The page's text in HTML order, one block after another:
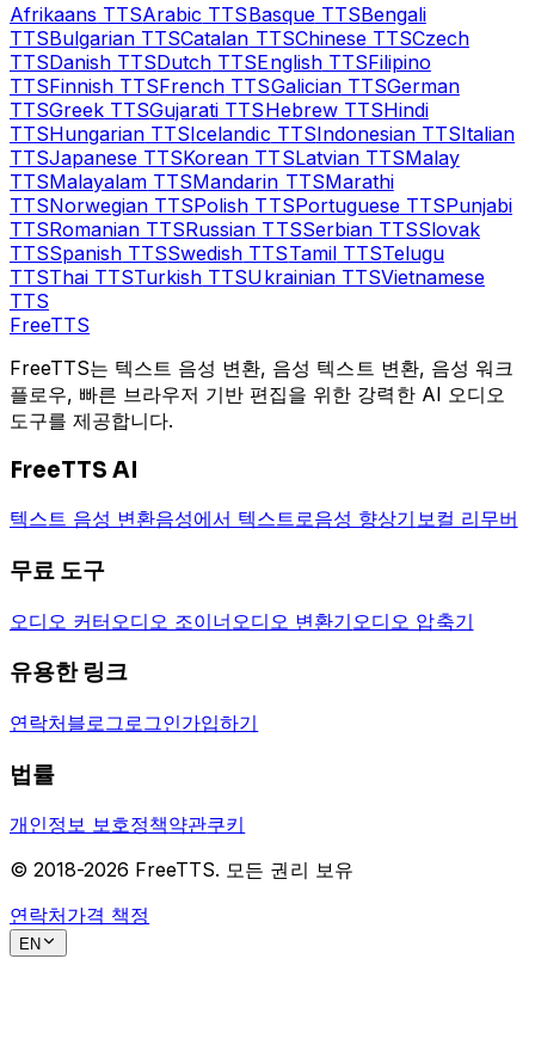
Afrikaans TTSArabic TTSBasqueTTSBengali
TTSBulgarian TTSCatalan TTSChineseTTSCzech
TTSDanish TTSDutch TTSEnglishTTSFilipino
TTSFinnish TTSFrench TTSGalicianTTSGerman
TTSGreek TTSGujarati TTSHebrewTTSHindi
TTSHungarian TTSIcelandic TTSIndonesianTTSItalian
TTSJapanese TTSKorean TTSLatvianTTSMalay
TTSMalayalam TTSMandarin TTSMarathi
TTSNorwegian TTSPolish TTSPortugueseTTSPunjabi
TTSRomanian TTSRussian TTSSerbianTTSSlovak
TTSSpanish TTSSwedish TTSTamilTTSTelugu
TTSThai TTSTurkish TTSUkrainianTTSVietnamese
TTS
FreeTTS
FreeTTS는 텍스트 음성 변환, 음성 텍스트 변환, 음성 워크
플로우, 빠른 브라우저 기반 편집을 위한 강력한 AI 오디오
도구를 제공합니다.
FreeTTS AI
텍스트 음성 변환음성에서 텍스트로음성 향상기 보컬 리무버
무료 도구
오디오 커터 오디오 조이너 오디오 변환기 오디오 압축기
유용한 링크
연락처블로그 로그인가입하기
법률
개인정보 보호정책약관쿠키
© 2018-2026 FreeTTS. 모든 권리 보유
연락처가격 책정
EN